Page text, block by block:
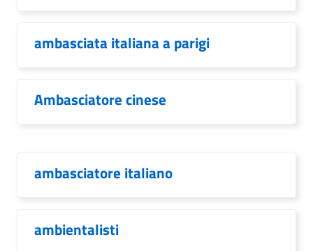
ambasciata italiana a parigi
Ambasciatore cinese
ambasciatore italiano
ambientalisti